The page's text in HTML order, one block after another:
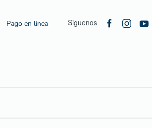
Pago en linea Siguenos